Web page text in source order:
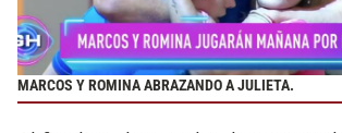
MARCOS Y ROMINA ABRAZANDO A JULIETA.